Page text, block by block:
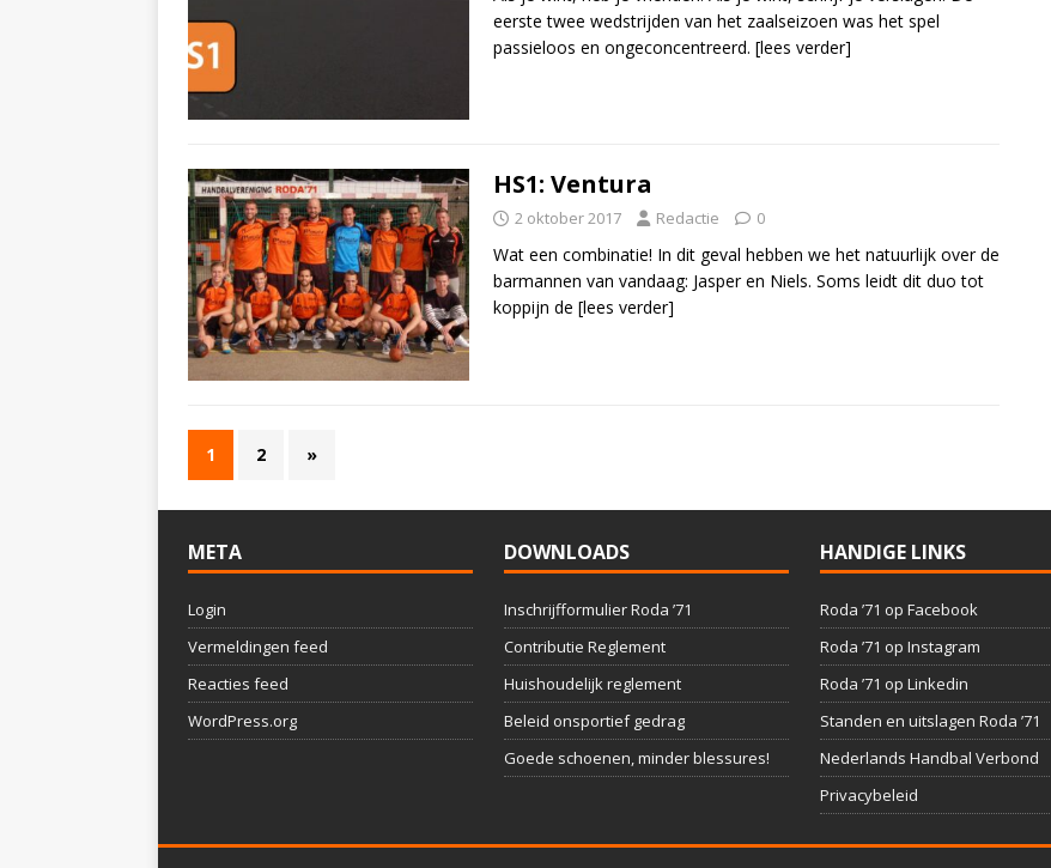
eerste twee wedstrijden van het zaalseizoen was het spel
passieloos en ongeconcentreerd. [lees verder]
HS1: Ventura
2 oktober 2017 Redactie 0
Wat een combinatie! In dit geval hebben we het natuurlijk over de
barmannen van vandaag: Jasper en Niels. Soms leidt dit duo tot
koppijn de [lees verder]
1 2 »
META
Login
Vermeldingen feed
Reacties feed
WordPress.org
DOWNLOADS
Inschrijfformulier Roda ’71
Contributie Reglement
Huishoudelijk reglement
Beleid onsportief gedrag
Goede schoenen, minder blessures!
HANDIGE LINKS
Roda ’71 op Facebook
Roda ’71 op Instagram
Roda ’71 op Linkedin
Standen en uitslagen Roda ’71
Nederlands Handbal Verbond
Privacybeleid